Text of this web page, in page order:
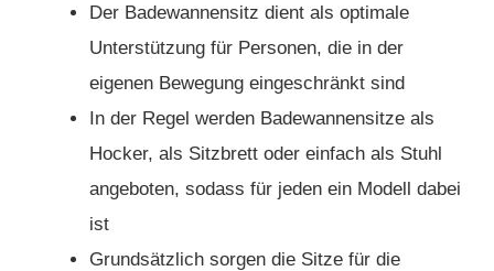
Der Badewannensitz dient als optimale
Unterstützung für Personen, die in der
eigenen Bewegung eingeschränkt sind
In der Regel werden Badewannensitze als
Hocker, als Sitzbrett oder einfach als Stuhl
angeboten, sodass für jeden ein Modell dabei
ist
Grundsätzlich sorgen die Sitze für die